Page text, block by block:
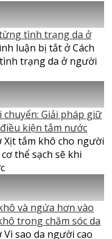
tình trạng da ở
luận bị tắt ở Cách
trạng da ở người
Giải pháp giữ
kiện tắm nước
Xịt tắm khô cho người
thể sạch sẽ khi
và ngứa hơn vào
trong chăm sóc da
Vì sao da người cao